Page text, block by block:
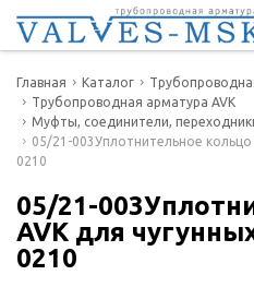
Телефоны
+7(977) 474-62-50
Отдел продаж
Главная Каталог
Трубопроводная арматура AVK
Муфты, соединители,
05/21-003Уплотнительное кольцо
0210
05/21-
AVK для
0210